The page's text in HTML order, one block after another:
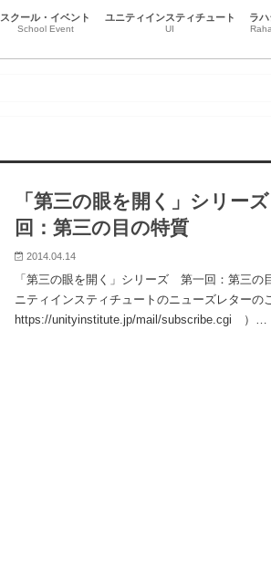
スクール・イベント
School Event
スクール
イベント
ユニティインスティチュート
UI
チャクラとオーラ
本質を生きる
ハート瞑想
瞑想・マインドフルネス
リーラ・プラサード・アルヴィナ
黒田コマラ
市場義人（トーショー ）
辻本恒（ヴィジェイ）
尾崎智子（ブーティ）
受講生エッセイ
江谷信壽(Gatasansa)
ニュース
事務局のお知らせ
ラハ
意
直
ハ
「第三の眼を開く」シリー
回：第三の目の特質
2014.04.14
「第三の眼を開く」シリーズ 第一回：第三の
ニティインスティチュートのニューズレターの
https://unityinstitute.jp/mail/subscribe.cgi ）…